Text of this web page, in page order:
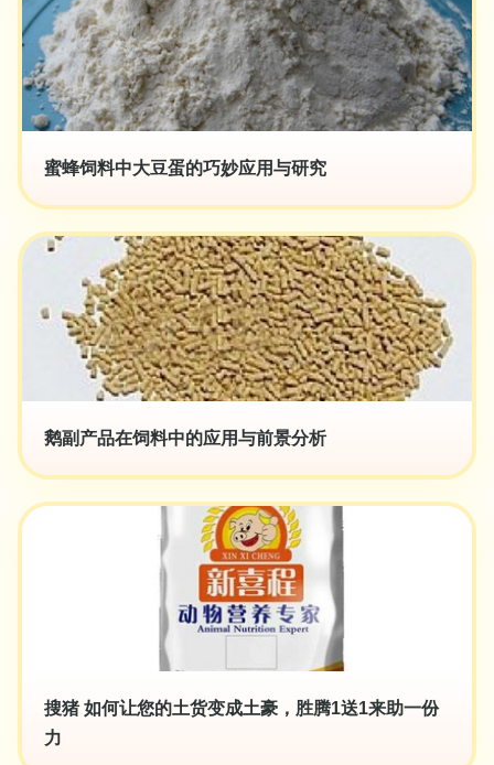
蜜蜂饲料中大豆蛋的巧妙应用与研究
鹅副产品在饲料中的应用与前景分析
搜猪 如何让您的土货变成土豪，胜腾1送1来助一份
力